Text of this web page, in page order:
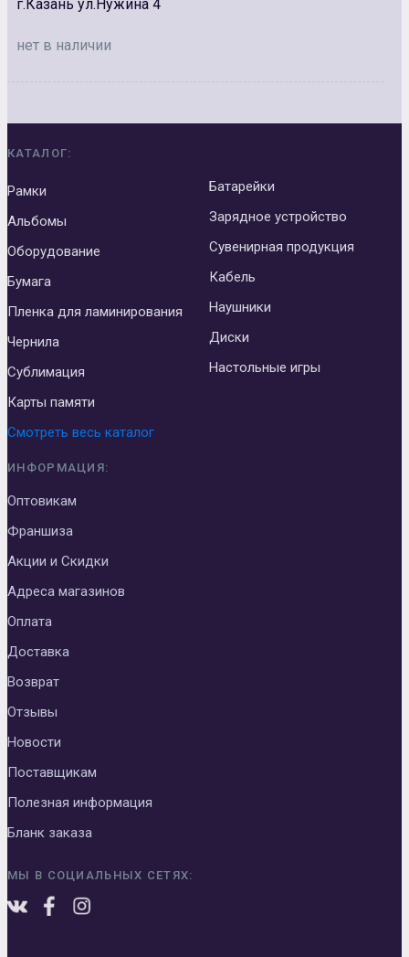
г.Казань ул.Нужина 4
нет в наличии
КАТАЛОГ:
Рамки
Альбомы
Оборудование
Бумага
Пленка для ламинирования
Чернила
Сублимация
Карты памяти
Батарейки
Зарядное устройство
Сувенирная продукция
Кабель
Наушники
Диски
Настольные игры
Смотреть весь каталог
ИНФОРМАЦИЯ:
Оптовикам
Франшиза
Акции и Скидки
Адреса магазинов
Оплата
Доставка
Возврат
Отзывы
Новости
Поставщикам
Полезная информация
Бланк заказа
МЫ В СОЦИАЛЬНЫХ СЕТЯХ: